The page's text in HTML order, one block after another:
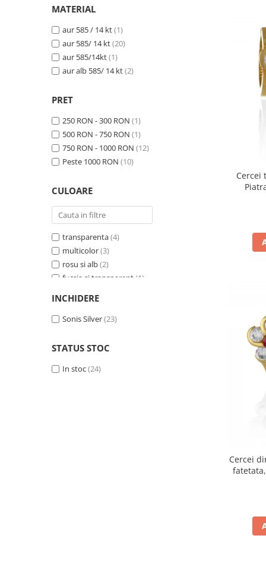
tip ''cerc''
surub(1)
MATERIAL
aur 585 / 14 kt(1)
aur 585/ 14 kt(20)
aur 585/14kt(1)
aur alb 585/ 14 kt(2)
PRET
250 RON - 300 RON (1)
500 RON - 750 RON (1)
750 RON - 1000 RON (12)
Peste 1000 RON (10)
CULOARE
transparenta(4)
multicolor(3)
rosu si alb(2)
fucsia si transparent (1)
roz si transparent
albastru(1)
INCHIDERE
Sonis Silver(23)
STATUS STOC
In stoc(24)
Cercei
Cercei